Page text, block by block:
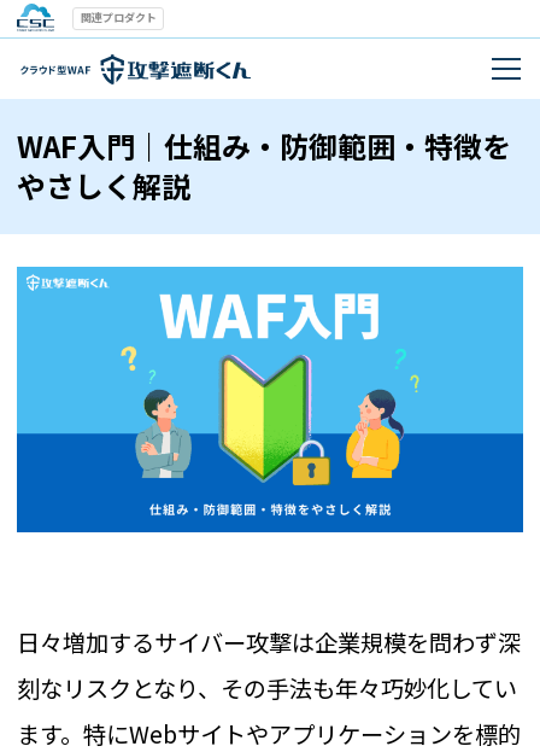
関連プロダクト
WAF入門｜仕組み・防御範囲・特徴を
やさしく解説
日々増加するサイバー攻撃は企業規模を問わず深
刻なリスクとなり、その手法も年々巧妙化してい
ます。特にWebサイトやアプリケーションを標的